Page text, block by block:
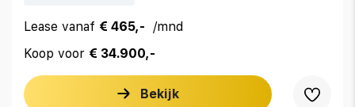
Lease vanaf € 465,-
/mnd
Koop voor € 34.900,-
Bekijk